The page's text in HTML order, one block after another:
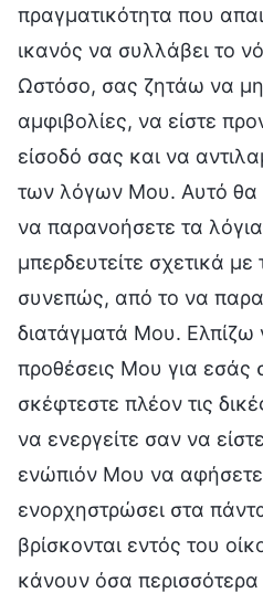
πραγματικότητα που
ικανός να συλλάβει το
Ωστόσο, σας ζητάω να
αμφιβολίες, να είστε
είσοδό σας και να
των λόγων Μου. Αυτό θα
να παρανοήσετε τα
μπερδευτείτε σχετικά
συνεπώς, από το να
διατάγματά Μου. Ελπίζω
προθέσεις Μου για
σκέφτεστε πλέον τις
να ενεργείτε σαν να
ενώπιόν Μου να
ενορχηστρώσει στα
βρίσκονται εντός του
κάνουν όσα περισσότερα